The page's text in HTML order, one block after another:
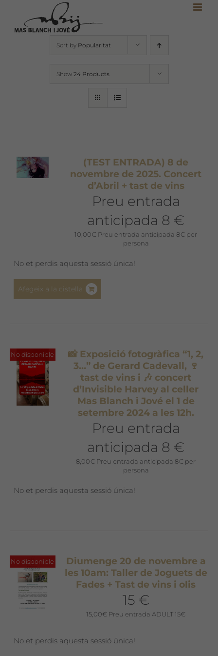
content
Sort by Popularitat
Show 24 Products
(TEST ENTRADA) 8 de
novembre de 2025. Concert
d’Abril + tast de vins
Preu entrada
anticipada 8 €
10,00€ Preu entrada anticipada 8€ per
persona
No et perdis aquesta sessió única!
Afegeix a la cistella
No disponible
📸 Exposició fotogràfica “1, 2,
3…” de Gerard Cadevall, 🍷
tast de vins i 🎶 concert
d’Invisible Harvey al celler
Mas Blanch i Jové el 1 de
setembre 2024 a les 12h.
Preu entrada
anticipada 8 €
8,00€ Preu entrada anticipada 8€ per
persona
No et perdis aquesta sessió única!
No disponible
Diumenge 20 de novembre a
les 10am: Taller de Joguets de
Fades + Tast de vins i olis
15 €
15,00€ Preu entrada ADULT 15€
No et perdis aquesta sessió única!